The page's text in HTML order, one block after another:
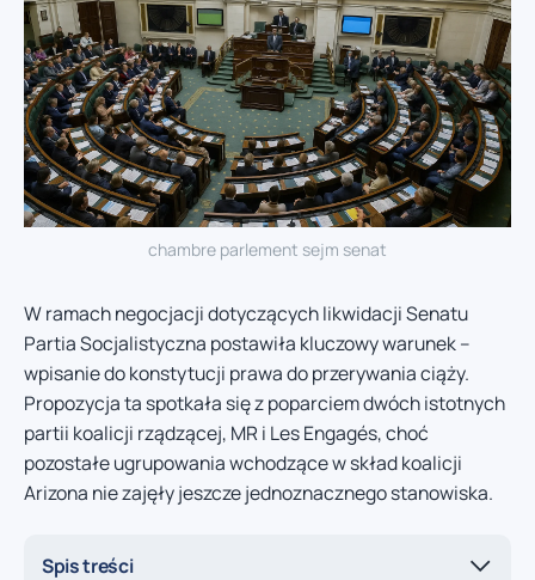
chambre parlement sejm senat
W ramach negocjacji dotyczących likwidacji Senatu
Partia Socjalistyczna postawiła kluczowy warunek –
wpisanie do konstytucji prawa do przerywania ciąży.
Propozycja ta spotkała się z poparciem dwóch istotnych
partii koalicji rządzącej, MR i Les Engagés, choć
pozostałe ugrupowania wchodzące w skład koalicji
Arizona nie zajęły jeszcze jednoznacznego stanowiska.
Spis treści